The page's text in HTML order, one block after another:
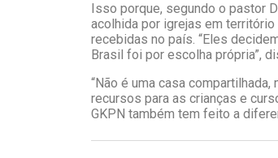
Isso porque, segundo o pastor
acolhida por igrejas em
recebidas no país. “Eles
Brasil foi por escolha própria”,
“Não é uma casa
recursos para as crianças e
GKPN também tem feito a